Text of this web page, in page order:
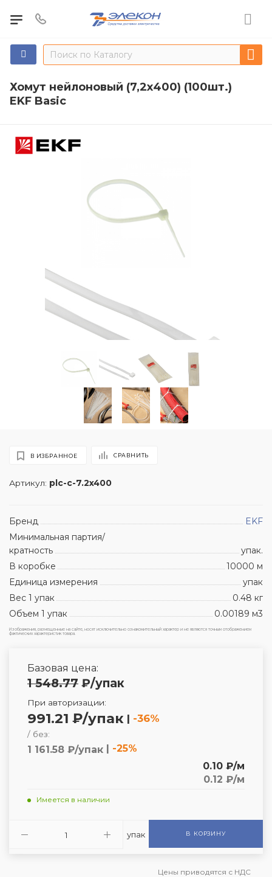
Хомут нейлоновый (7,2х400) (100шт.)
EKF Basic
Артикул: plc-c-7.2x400
В ИЗБРАННОЕ СРАВНИТЬ
Бренд
EKF
Минимальная партия/
кратность
упак.
В коробке
10000 м
Единица измерения
упак
Вес 1 упак
0.48 кг
Объем 1 упак
0.00189 м3
Изображения, размещенные на сайте, носят исключительно ознакомительный характер и не являются точным отображением
фактических характеристик товара.
Базовая цена:
1 548.77 ₽/упак
При авторизации:
991.21 ₽/упак | -36%
/ без:
1 161.58 ₽/упак | -25%
0.10 ₽/м
0.12 ₽/м
Имеется в наличии
упак В КОРЗИНУ
Цены приводятся с НДС